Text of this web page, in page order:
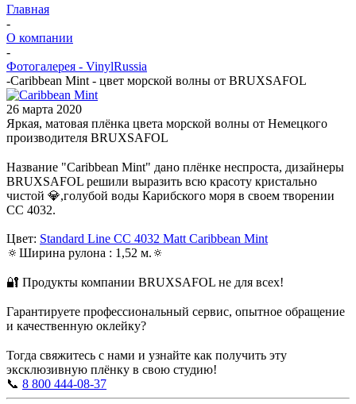
Главная
-
О компании
-
Фотогалерея - VinylRussia
-Caribbean Mint - цвет морской волны от BRUXSAFOL
26 марта 2020
Яркая, матовая плёнка цвета морской волны от Немецкого
производителя BRUXSAFOL
Название "Caribbean Mint" дано плёнке неспроста, дизайнеры
BRUXSAFOL решили выразить всю красоту кристально
чистой 💎,голубой воды Карибского моря в своем творении
CC 4032.
Цвет: Standard Line CC 4032 Matt Caribbean Mint
🔅Ширина рулона : 1,52 м.🔅
🔐 Продукты компании BRUXSAFOL не для всех!
Гарантируете профессиональный сервис, опытное обращение
и качественную оклейку?
Тогда свяжитесь с нами и узнайте как получить эту
эксклюзивную плёнку в свою студию!
📞 8 800 444-08-37